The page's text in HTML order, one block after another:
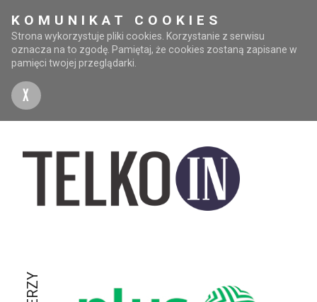
KOMUNIKAT COOKIES
Strona wykorzystuje pliki cookies. Korzystanie z serwisu
oznacza na to zgodę. Pamiętaj, że cookies zostaną zapisane w
pamięci twojej przeglądarki.
X